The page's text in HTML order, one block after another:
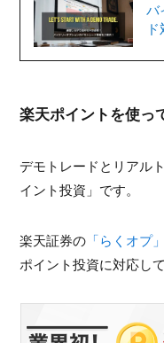
バ
楽天ポイントを使っ
デモトレードとリアル
イント投資」です。
楽天証券の 「らくオプ」
ポイント投資に対応し